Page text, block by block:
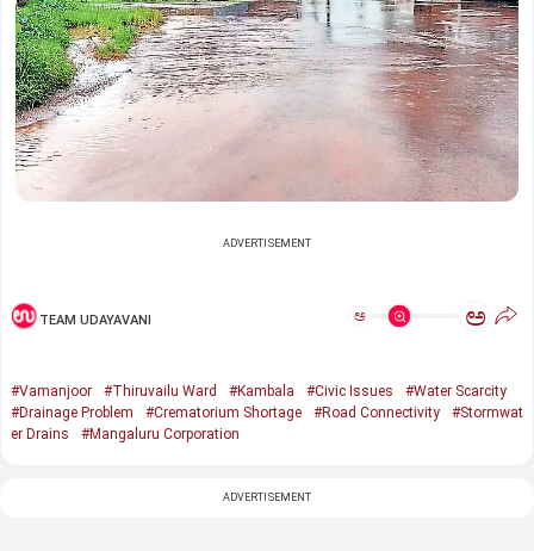
ADVERTISEMENT
TEAM UDAYAVANI ಅ ಅ
#Vamanjoor #Thiruvailu Ward #Kambala #Civic Issues
#Water Scarcity
#Drainage Problem
#Crematorium Shortage #Road Connectivity
#Stormwat
er Drains
#Mangaluru Corporation
ADVERTISEMENT